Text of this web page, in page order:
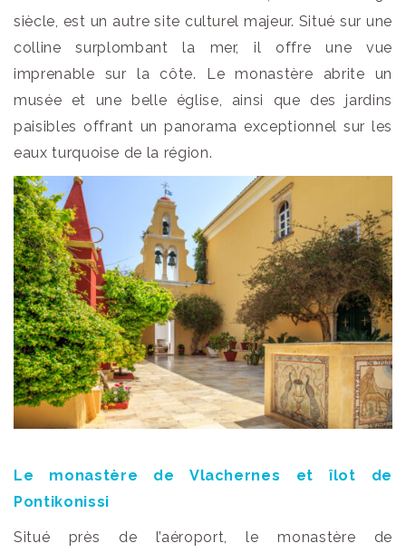
siècle, est un autre site culturel majeur. Situé sur une
colline surplombant la mer, il offre une vue
imprenable sur la côte. Le monastère abrite un
musée et une belle église, ainsi que des jardins
paisibles offrant un panorama exceptionnel sur les
eaux turquoise de la région.
Le monastère de Vlachernes et îlot de
Pontikonissi
Situé près de l’aéroport, le monastère de